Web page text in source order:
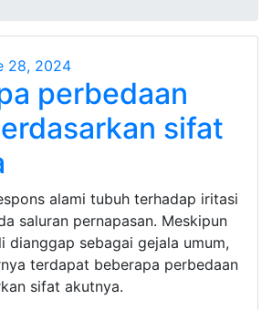
28, 2024
perbedaan
sifat
alami tubuh terhadap iritasi
saluran pernapasan. Meskipun
dianggap sebagai gejala umum,
terdapat beberapa perbedaan
sifat akutnya.